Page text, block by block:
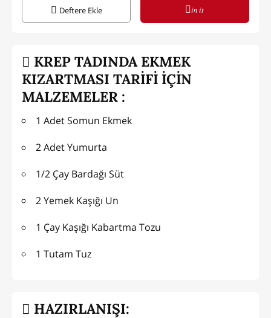
Deftere Ekle in it
KREP TADINDA EKMEK
KIZARTMASI TARİFİ İÇİN
MALZEMELER :
1 Adet Somun Ekmek
2 Adet Yumurta
1/2 Çay Bardağı Süt
2 Yemek Kaşığı Un
1 Çay Kaşığı Kabartma Tozu
1 Tutam Tuz
HAZIRLANIŞI: